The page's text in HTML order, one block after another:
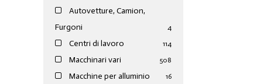
Autovetture, Camion,
Furgoni
4
Centri di lavoro 114
Macchinari vari 508
Macchine per alluminio 16